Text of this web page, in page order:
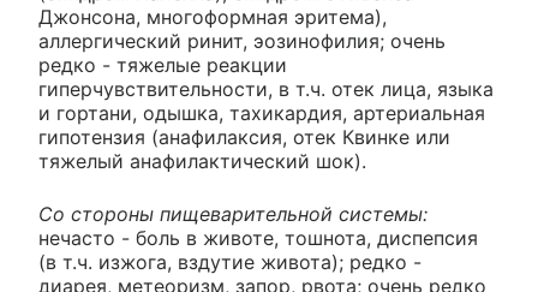
Джонсона, многоформная эритема),
аллергический ринит, эозинофилия; очень
редко - тяжелые реакции
гиперчувствительности, в т.ч. отек лица, языка
и гортани, одышка, тахикардия, артериальная
гипотензия (анафилаксия, отек Квинке или
тяжелый анафилактический шок).
Со стороны пищеварительной системы:
нечасто - боль в животе, тошнота, диспепсия
(в т.ч. изжога, вздутие живота); редко -
диарея, метеоризм, запор, рвота; очень редко